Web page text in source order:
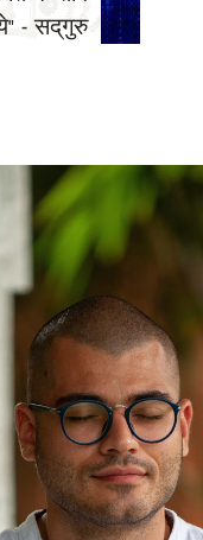
- सद्‌गुरु